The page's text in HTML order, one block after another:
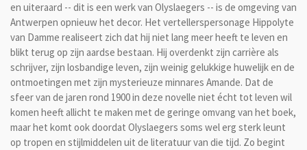
en uiteraard -- dit is een werk van Olyslaegers -- is de omgeving van
Antwerpen opnieuw het decor. Het vertellerspersonage Hippolyte
van Damme realiseert zich dat hij niet lang meer heeft te leven en
blikt terug op zijn aardse bestaan. Hij overdenkt zijn carrière als
schrijver, zijn losbandige leven, zijn weinig gelukkige huwelijk en de
ontmoetingen met zijn mysterieuze minnares Amande. Dat de
sfeer van de jaren rond 1900 in deze novelle niet écht tot leven wil
komen heeft allicht te maken met de geringe omvang van het boek,
maar het komt ook doordat Olyslaegers soms wel erg sterk leunt
op tropen en stijlmiddelen uit de literatuur van die tijd. Zo begint